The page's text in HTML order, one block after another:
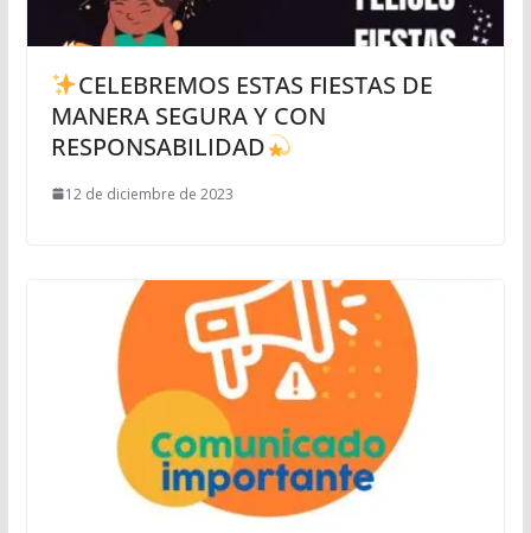
CELEBREMOS ESTAS FIESTAS DE
MANERA SEGURA Y CON
RESPONSABILIDAD
12 de diciembre de 2023